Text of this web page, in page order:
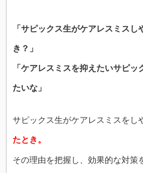
「サピックス生がケアレスミス
き？」
「ケアレスミスを抑えたいサピ
たいな」
サピックス生がケアレスミスをし
たとき。
その理由を把握し、効果的な対策